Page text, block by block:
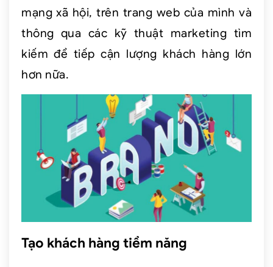
mạng xã hội, trên trang web của mình và
thông qua các kỹ thuật marketing tìm
kiếm để tiếp cận lượng khách hàng lớn
hơn nữa.
Tạo khách hàng tiềm năng